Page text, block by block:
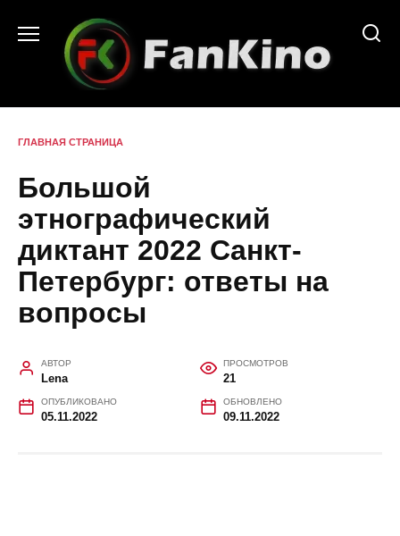
содержанию
ГЛАВНАЯ СТРАНИЦА
Большой
этнографический
диктант 2022 Санкт-
Петербург: ответы на
вопросы
АВТОР
Lena
ПРОСМОТРОВ
21
ОПУБЛИКОВАНО
05.11.2022
ОБНОВЛЕНО
09.11.2022